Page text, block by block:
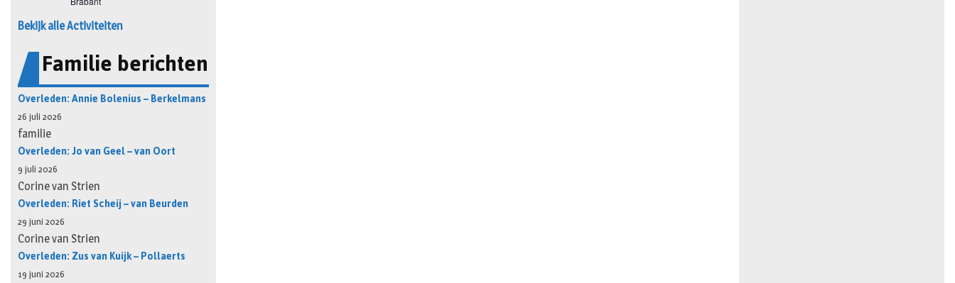
Bekijk alle Activiteiten
Familie berichten
Overleden: Annie Bolenius – Berkelmans
26 juli 2026
familie
Overleden: Jo van Geel – van Oort
9 juli 2026
Corine van Strien
Overleden: Riet Scheij – van Beurden
29 juni 2026
Corine van Strien
Overleden: Zus van Kuijk – Pollaerts
19 juni 2026